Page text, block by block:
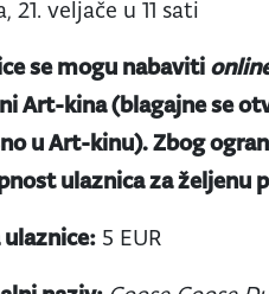
21. veljače u 11 sati
se mogu nabaviti
Art-kina (blagajne se
u Art-kinu). Zbog
ulaznica za željenu
ulaznice: 5 EUR